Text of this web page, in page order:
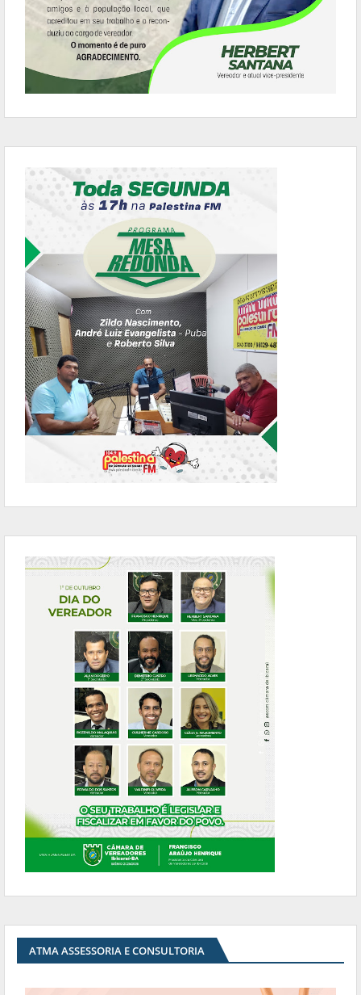
ATMA ASSESSORIA E CONSULTORIA